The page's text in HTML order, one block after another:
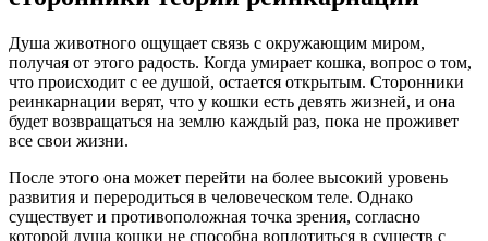
Душа животного ощущает связь с окружающим миром,
получая от этого радость. Когда умирает кошка, вопрос о том,
что происходит с ее душой, остается открытым. Сторонники
реинкарнации верят, что у кошки есть девять жизней, и она
будет возвращаться на землю каждый раз, пока не проживет
все свои жизни.
После этого она может перейти на более высокий уровень
развития и переродиться в человеческом теле. Однако
существует и противоположная точка зрения, согласно
которой душа кошки не способна воплотиться в существ с